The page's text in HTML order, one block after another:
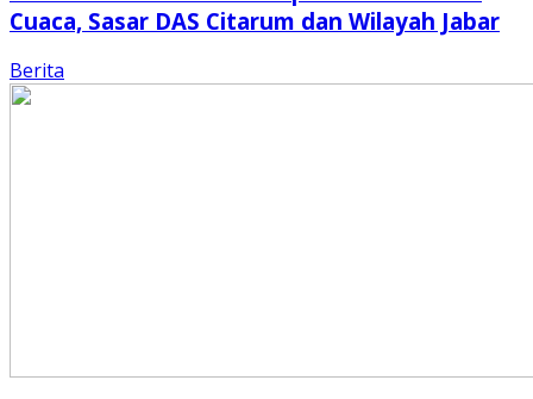
Cuaca, Sasar DAS Citarum dan Wilayah Jabar
Berita